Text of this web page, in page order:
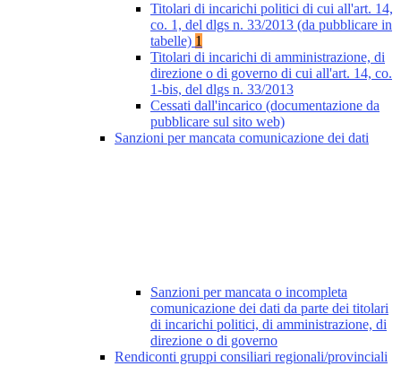
Titolari di incarichi politici di cui all'art. 14,
co. 1, del dlgs n. 33/2013 (da pubblicare in
tabelle) 1
Titolari di incarichi di amministrazione, di
direzione o di governo di cui all'art. 14, co.
1-bis, del dlgs n. 33/2013
Cessati dall'incarico (documentazione da
pubblicare sul sito web)
Sanzioni per mancata comunicazione dei dati
Sanzioni per mancata o incompleta
comunicazione dei dati da parte dei titolari
di incarichi politici, di amministrazione, di
direzione o di governo
Rendiconti gruppi consiliari regionali/provinciali